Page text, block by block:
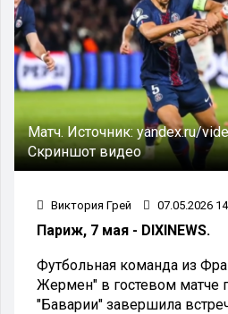
Матч.Источник:yandex.ru/
Скриншот видео
Виктория Грей 07.05.2026
Париж, 7 мая - DIXINEWS.
Футбольная команда из
Жермен" в гостевом матче
"Баварии" завершила